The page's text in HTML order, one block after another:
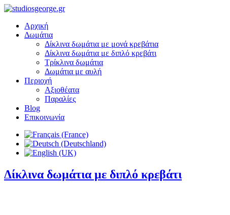
Αρχική
Δωμάτια
Δίκλινα δωμάτια με μονά κρεβάτια
Δίκλινα δωμάτια με διπλό κρεβάτι
Τρίκλινα δωμάτια
Δωμάτια με αυλή
Περιοχή
Αξιοθέατα
Παραλίες
Blog
Επικοινωνία
Δίκλινα δωμάτια με διπλό κρεβάτι